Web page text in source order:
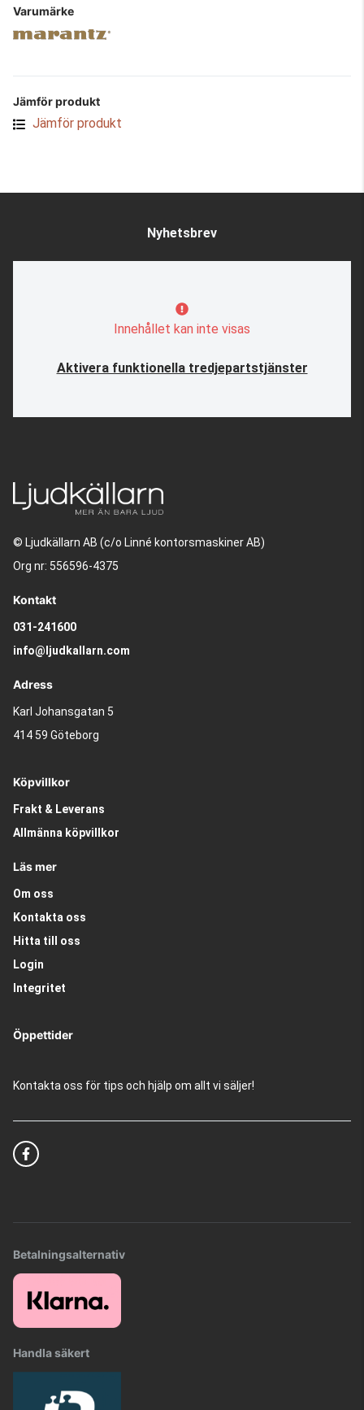
Varumärke
Jämför produkt
Jämför produkt
Nyhetsbrev
Innehållet kan inte visas
Aktivera funktionella tredjepartstjänster
© Ljudkällarn AB (c/o Linné kontorsmaskiner AB)
Org nr: 556596-4375
Kontakt
031-241600
info@ljudkallarn.com
Adress
Karl Johansgatan 5
414 59 Göteborg
Köpvillkor
Frakt & Leverans
Allmänna köpvillkor
Läs mer
Om oss
Kontakta oss
Hitta till oss
Login
Integritet
Öppettider
Kontakta oss för tips och hjälp om allt vi säljer!
Betalningsalternativ
Handla säkert